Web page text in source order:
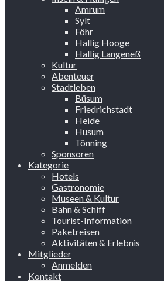
Amrum
Sylt
Föhr
Hallig Hooge
Hallig Langeneß
Kultur
Abenteuer
Stadtleben
Büsum
Friedrichstadt
Heide
Husum
Tönning
Sponsoren
Kategorie
Hotels
Gastronomie
Museen & Kultur
Bahn & Schiff
Tourist-Information
Paketreisen
Aktivitäten & Erlebnis
Mitglieder
Anmelden
Kontakt